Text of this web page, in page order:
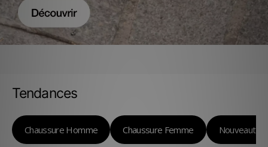
Tendances
Chaussure Homme Chaussure Femme Nouveautés